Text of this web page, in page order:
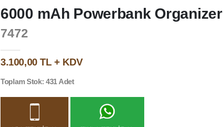
6000 mAh Powerbank Organizer
7472
3.100,00 TL + KDV
Toplam Stok: 431 Adet